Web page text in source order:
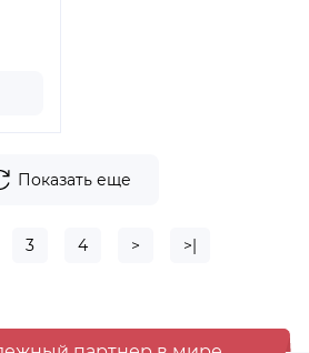
Показать еще
3 4 > >|